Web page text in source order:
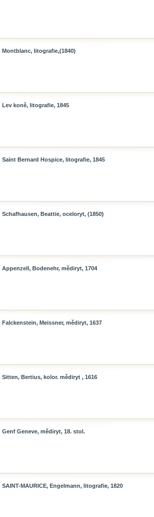
Montblanc, litografie,(1840)
Lev koně, litografie, 1845
Saint Bernard Hospice, litografie, 1845
Schafhausen, Beattie, oceloryt, (1850)
Appenzell, Bodenehr, mědiryt, 1704
Falckenstein, Meissner, mědiryt, 1637
Sitten, Bertius, kolor. mědiryt , 1616
Genf Geneve, mědiryt, 18. stol.
SAINT-MAURICE, Engelmann, litografie, 1820